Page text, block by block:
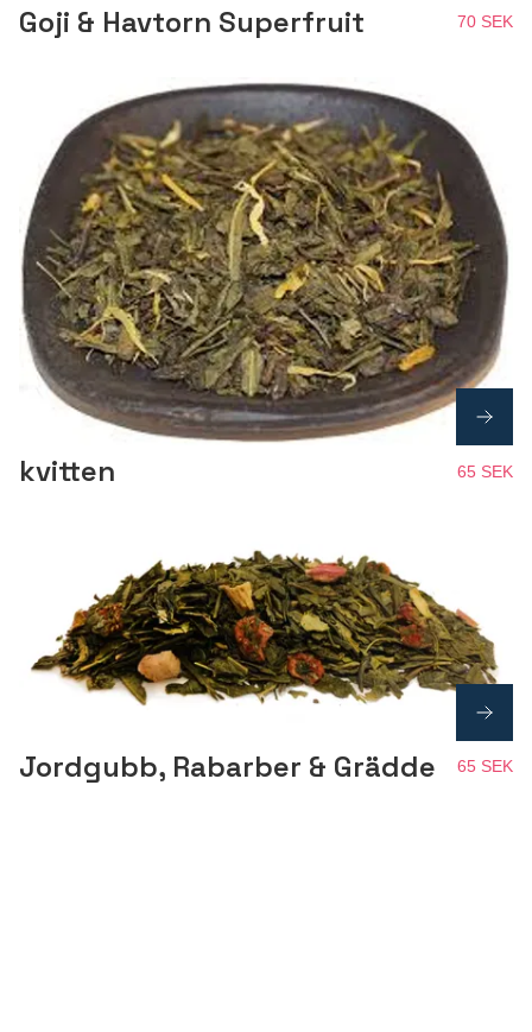
Goji & Havtorn Superfruit 70 SEK
kvitten 65 SEK
Jordgubb, Rabarber & Grädde 65 SEK